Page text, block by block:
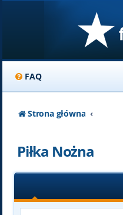
FAQ
Strona główna
Piłka Nożna